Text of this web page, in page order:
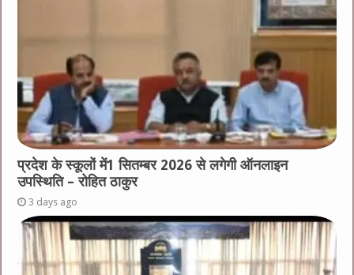
प्रदेश के स्कूलों में1 सितम्बर 2026 से लगेगी ऑनलाइन
उपस्थिति – रोहित ठाकुर
3 days ago